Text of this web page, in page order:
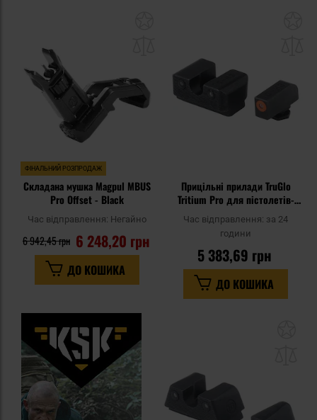
уподобань
ФІНАЛЬНИЙ РОЗПРОДАЖ
Складана мушка Magpul MBUS
Pro Offset - Black
Час відправлення: Негайно
6 248,20 грн
6 942,45 грн
ДО КОШИКА
Прицільні прилади TruGlo
Tritium Pro для пістолетів-
Час відправлення: за 24
години
5 383,69 грн
ДО КОШИКА